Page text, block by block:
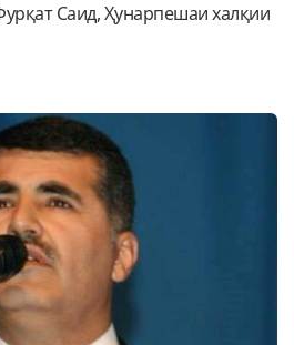
Саид, Ҳунарпешаи халқии